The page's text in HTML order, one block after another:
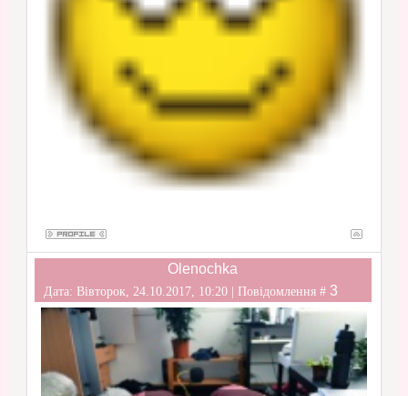
Olenochka
Дата: Вівторок, 24.10.2017, 10:20 | Повідомлення # 3